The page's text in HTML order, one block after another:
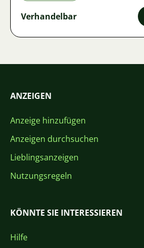
Verhandelbar
ANZEIGEN
Anzeige hinzufügen
Anzeigen durchsuchen
Lieblingsanzeigen
Nutzungsregeln
KÖNNTE SIE INTERESSIEREN
Hilfe